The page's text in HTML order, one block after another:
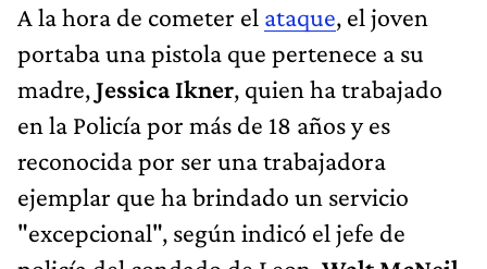
A la hora de cometer el ataque, el joven
portaba una pistola que pertenece a su
madre,Jessica Ikner, quien ha trabajado
en la Policía por más de 18 años y es
reconocida por ser una trabajadora
ejemplar que ha brindado un servicio
"excepcional", según indicó el jefe de